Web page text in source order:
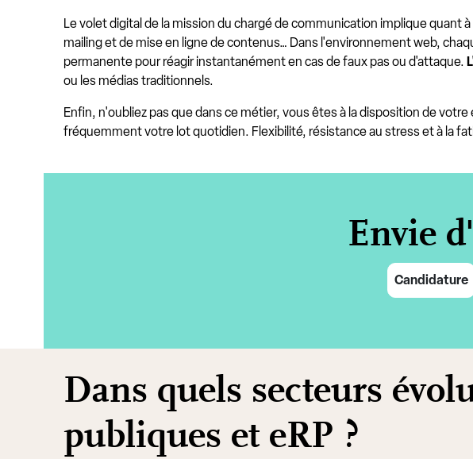
Le volet digital de la mission du chargé de communication implique
mailing et de mise en ligne de contenus… Dans l'environnement web,
permanente pour réagir instantanément en cas de faux pas ou d'attaque.
ou les médias traditionnels.
Enfin, n'oubliez pas que dans ce métier, vous êtes à la disposition de
fréquemment votre lot quotidien. Flexibilité, résistance au stress et à la
Envie
Candidature
Dans quels secteurs
publiques et eRP ?